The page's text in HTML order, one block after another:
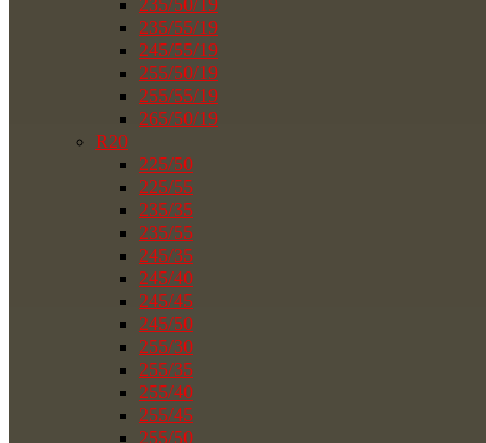
235/50/19
235/55/19
245/55/19
255/50/19
255/55/19
265/50/19
R20
225/50
225/55
235/35
235/55
245/35
245/40
245/45
245/50
255/30
255/35
255/40
255/45
255/50